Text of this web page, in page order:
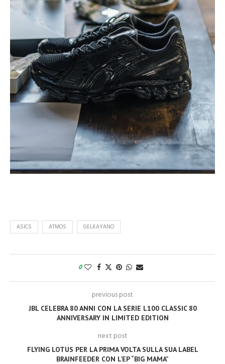
ASICS ATMOS GELKAYANO
0
previous post
JBL CELEBRA 80 ANNI CON LA SERIE L100 CLASSIC 80
ANNIVERSARY IN LIMITED EDITION
next post
FLYING LOTUS PER LA PRIMA VOLTA SULLA SUA LABEL
BRAINFEEDER CON L’EP “BIG MAMA”